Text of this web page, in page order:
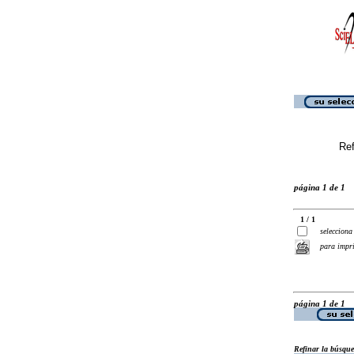
página 1 de 1
1 / 1
selecciona
para
página 1 de 1
Refinar la